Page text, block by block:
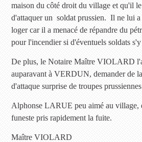
maison du côté droit du village et qu'il
d'attaquer un soldat prussien. Il ne lui a
loger car il a menacé de répandre du
pour l'incendier si d'éventuels soldats
De plus, le Notaire Maître VIOLARD
auparavant à VERDUN, demander de
d'attaque surprise de troupes
Alphonse LARUE peu aimé au village,
funeste pris rapidement la fuite.
Maître VIOLARD